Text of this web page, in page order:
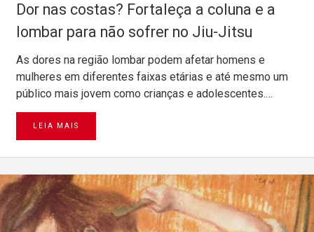
Dor nas costas? Fortaleça a coluna e a
lombar para não sofrer no Jiu-Jitsu
As dores na região lombar podem afetar homens e
mulheres em diferentes faixas etárias e até mesmo um
público mais jovem como crianças e adolescentes.…
LEIA MAIS